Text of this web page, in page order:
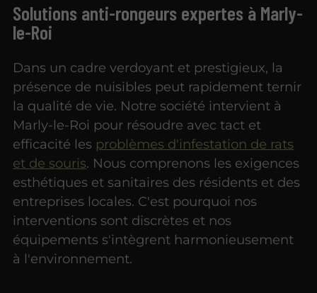
Solutions anti-rongeurs expertes à Marly-
le-Roi
Dans un cadre verdoyant et prestigieux, la
présence de nuisibles peut rapidement ternir
la qualité de vie. Notre société intervient à
Marly-le-Roi pour résoudre avec tact et
efficacité les problèmes d'infestation de rats
et de souris. Nous comprenons les exigences
esthétiques et sanitaires des résidents et des
entreprises locales. C'est pourquoi nos
interventions sont discrètes et nos
équipements s'intègrent harmonieusement
à l'environnement.